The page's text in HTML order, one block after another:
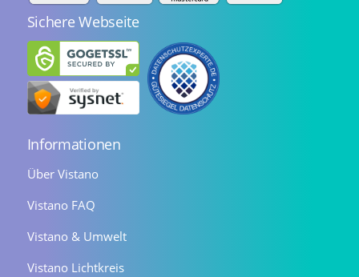
Sichere Webseite
Informationen
Über Vistano
Vistano FAQ
Vistano & Umwelt
Vistano Lichtkreis